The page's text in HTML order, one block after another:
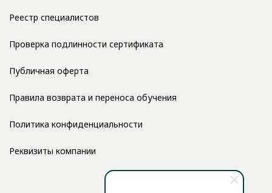
Реестр специалистов
Проверка подлинности сертификата
Публичная оферта
Правила возврата и переноса обучения
Политика конфиденциальности
Реквизиты компании